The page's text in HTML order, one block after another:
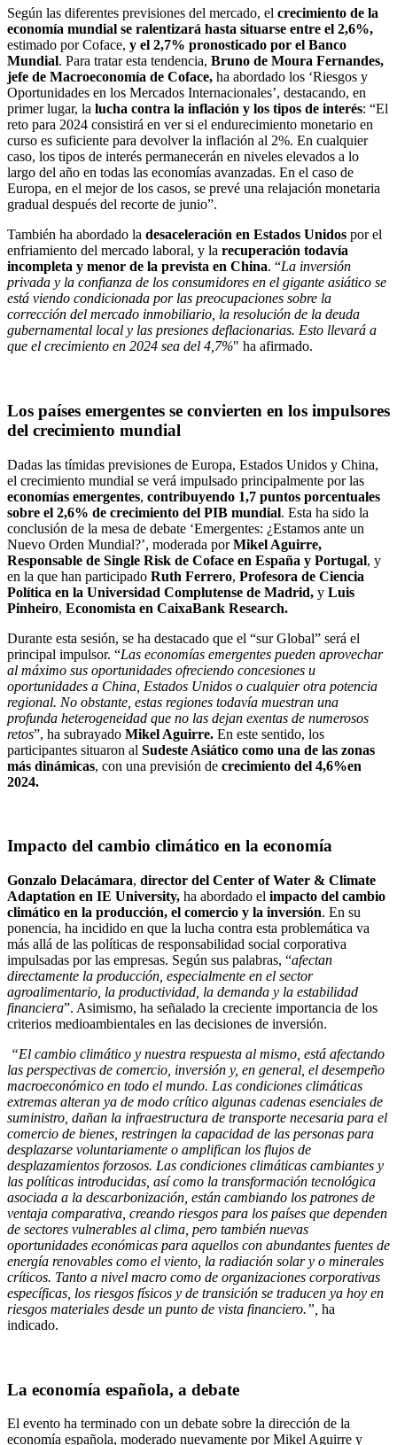
Según las diferentes previsiones del mercado, el crecimiento de la
economía mundial se ralentizará hasta situarse entre el 2,6%,
estimado por Coface, y el 2,7% pronosticado por el Banco
Mundial. Para tratar esta tendencia, Bruno de Moura Fernandes,
jefe de Macroeconomía de Coface, ha abordado los ‘Riesgos y
Oportunidades en los Mercados Internacionales’, destacando, en
primer lugar, la lucha contra la inflación y los tipos de interés: “El
reto para 2024 consistirá en ver si el endurecimiento monetario en
curso es suficiente para devolver la inflación al 2%. En cualquier
caso, los tipos de interés permanecerán en niveles elevados a lo
largo del año en todas las economías avanzadas. En el caso de
Europa, en el mejor de los casos, se prevé una relajación monetaria
gradual después del recorte de junio”.
También ha abordado la desaceleración en Estados Unidos por el
enfriamiento del mercado laboral, y la recuperación todavía
incompleta y menor de la prevista en China. “La inversión
privada y la confianza de los consumidores en el gigante asiático se
está viendo condicionada por las preocupaciones sobre la
corrección del mercado inmobiliario, la resolución de la deuda
gubernamental local y las presiones deflacionarias. Esto llevará a
que el crecimiento en 2024 sea del 4,7%" ha afirmado.
Los países emergentes se convierten en los impulsores
del crecimiento mundial
Dadas las tímidas previsiones de Europa, Estados Unidos y China,
el crecimiento mundial se verá impulsado principalmente por las
economías emergentes, contribuyendo 1,7 puntos porcentuales
sobre el 2,6% de crecimiento del PIB mundial. Esta ha sido la
conclusión de la mesa de debate ‘Emergentes: ¿Estamos ante un
Nuevo Orden Mundial?’, moderada porMikel Aguirre,
Responsable de Single Risk de Coface en España y Portugal, y
en la que han participado Ruth Ferrero, Profesora de Ciencia
Política en la Universidad Complutense de Madrid, y Luis
Pinheiro, Economista en CaixaBank Research.
Durante esta sesión, se ha destacado que el “sur Global” será el
principal impulsor. “Las economías emergentes pueden aprovechar
al máximo sus oportunidades ofreciendo concesiones u
oportunidades a China, Estados Unidos o cualquier otra potencia
regional. No obstante, estas regiones todavía muestran una
profunda heterogeneidad que no las dejan exentas de numerosos
retos”, ha subrayado Mikel Aguirre. En este sentido, los
participantes situaron al Sudeste Asiático como una de las zonas
más dinámicas, con una previsión de crecimiento del 4,6%en
2024.
Impacto del cambio climático en la economía
Gonzalo Delacámara, director del Center of Water & Climate
Adaptation en IE University, ha abordado el impacto del cambio
climático en la producción, el comercio y la inversión. En su
ponencia, ha incidido en que la lucha contra esta problemática va
más allá de las políticas de responsabilidad social corporativa
impulsadas por las empresas. Según sus palabras, “afectan
directamente la producción, especialmente en el sector
agroalimentario, la productividad, la demanda y la estabilidad
financiera”. Asimismo, ha señalado la creciente importancia de los
criterios medioambientales en las decisiones de inversión.
“El cambio climático y nuestra respuesta al mismo, está afectando
las perspectivas de comercio, inversión y, en general, el desempeño
macroeconómico en todo el mundo. Las condiciones climáticas
extremas alteran ya de modo crítico algunas cadenas esenciales de
suministro, dañan la infraestructura de transporte necesaria para el
comercio de bienes, restringen la capacidad de las personas para
desplazarse voluntariamente o amplifican los flujos de
desplazamientos forzosos. Las condiciones climáticas cambiantes y
las políticas introducidas, así como la transformación tecnológica
asociada a la descarbonización, están cambiando los patrones de
ventaja comparativa, creando riesgos para los países que dependen
de sectores vulnerables al clima, pero también nuevas
oportunidades económicas para aquellos con abundantes fuentes de
energía renovables como el viento, la radiación solar y o minerales
críticos. Tanto a nivel macro como de organizaciones corporativas
específicas, los riesgos físicos y de transición se traducen ya hoy en
riesgos materiales desde un punto de vista financiero.”, ha
indicado.
La economía española, a debate
El evento ha terminado con un debate sobre la dirección de la
economía española, moderado nuevamente por Mikel Aguirre y